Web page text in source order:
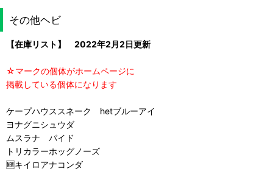
その他ヘビ
【在庫リスト】 2022年2月2日更新
☆マークの個体がホームページに
掲載している個体になります
ケープハウススネーク hetブルーアイ
ヨナグニシュウダ
ムスラナ パイド
トリカラーホッグノーズ
🆕キイロアナコンダ